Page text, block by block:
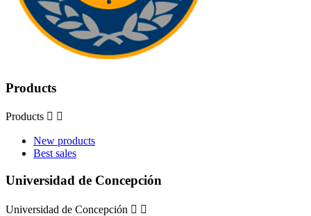
Products
Products  
New products
Best sales
Universidad de Concepción
Universidad de Concepción  